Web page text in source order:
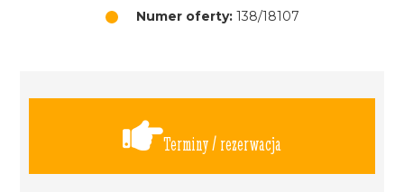
Numer oferty:138/18107
Terminy / rezerwacja